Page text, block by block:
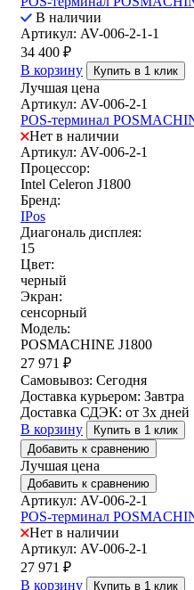
В наличии
Артикул: AV-006-2-1-1
34 400 ₽
В корзину
Купить в 1 клик
Лучшая цена
Артикул: AV-006-2-1
POS-терминал
Нет в наличии
Артикул: AV-006-2-1
Процессор:
Intel Celeron J1800
Бренд:
IPos
Диагональ дисплея:
15
Цвет:
черный
Экран:
сенсорный
Модель:
POSMACHINE J1800
27 971 ₽
Самовывоз: Сегодня
Доставка курьером: Завтра
Доставка СДЭК: от 3х дней
В корзину
Купить в 1 клик
Добавить к сравнению
Лучшая цена
Добавить к сравнению
Артикул: AV-006-2-1
POS-терминал
Нет в наличии
Артикул: AV-006-2-1
27 971 ₽
В корзину
Купить в 1 клик